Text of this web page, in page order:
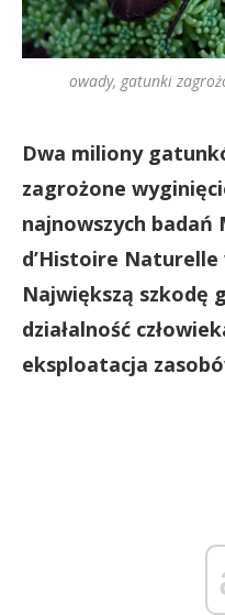
owady, gatunki
Dwa miliony
zagrożone
najnowszych badań
d’Histoire
Największą szkodę
działalność
eksploatacja